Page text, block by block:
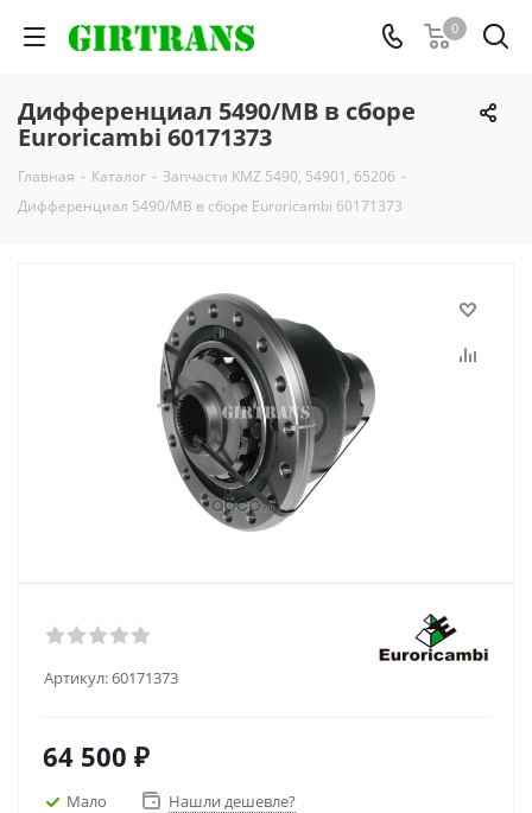
0
Дифференциал 5490/MB в сборе
Euroricambi 60171373
Главная - Каталог - Запчасти KMZ 5490, 54901, 65206 -
Дифференциал 5490/MB в сборе Euroricambi 60171373
Артикул:60171373
64 500 ₽
Мало Нашли дешевле?